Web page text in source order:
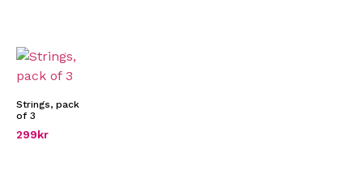
Strings, pack
of 3
299kr